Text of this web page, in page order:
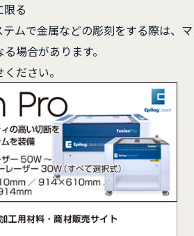
る
ムで金属などの彫刻をする際は、マ
場合があります。
ださい。